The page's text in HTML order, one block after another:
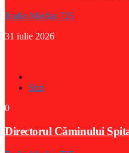
Radio Medias 725
31 iulie 2026
Stiri
0
Directorul Căminului